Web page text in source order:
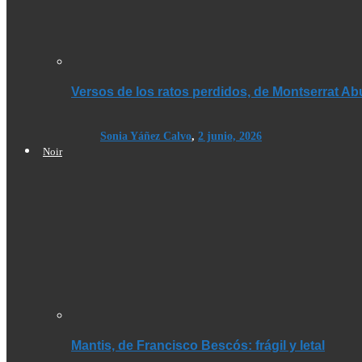
Versos de los ratos perdidos, de Montserrat
Sonia Yáñez Calvo, 2 junio, 2026
Noir
Mantis, de Francisco Bescós: frágil y letal